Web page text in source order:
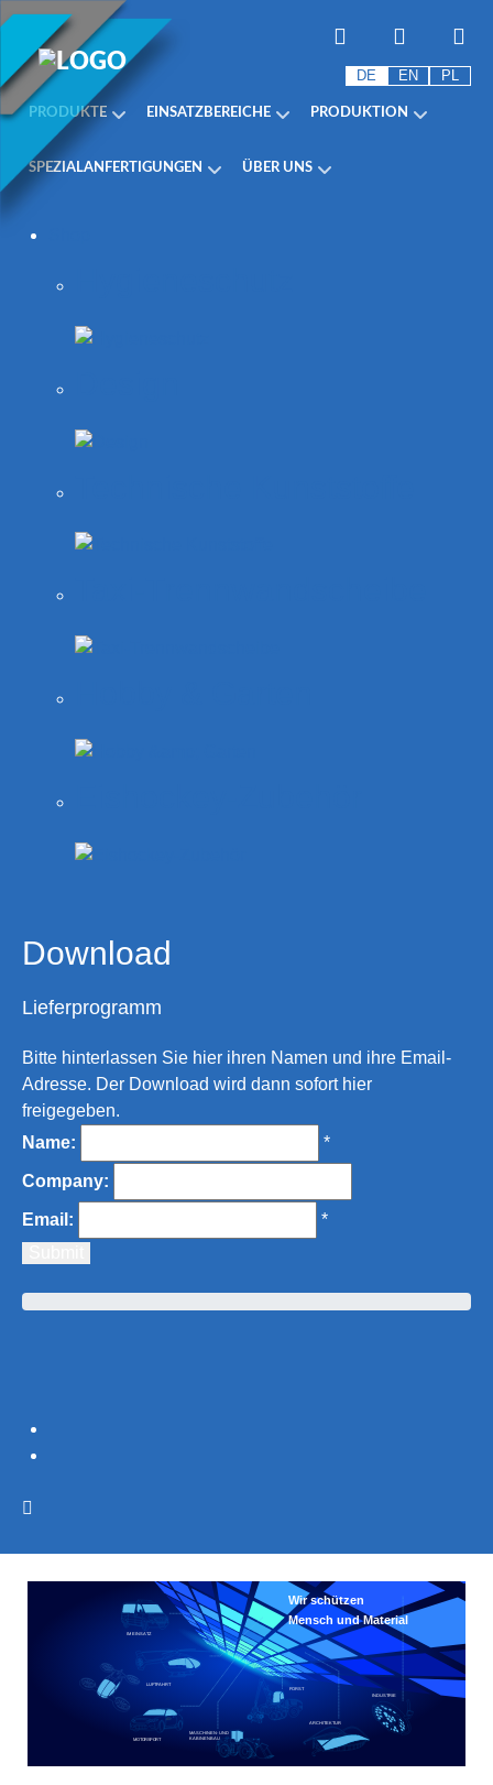
DE EN PL
PRODUKTE EINSATZBEREICHE PRODUKTION
SPEZIALANFERTIGUNGEN ÜBER UNS
Download
Lieferprogramm
Bitte hinterlassen Sie hier ihren Namen und ihre Email-
Adresse. Der Download wird dann sofort hier
freigegeben.
Name:
*
Company:
Email: *
INDUSTRIE
MOTORSPORT
ARCHITEKTUR
IM EINSATZ
FORST
MASCHINEN- UND
KABINENBAU
LUFTFAHRT
Wir schützen
Mensch und Material